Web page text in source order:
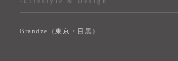
Brandze（東京・目黒）